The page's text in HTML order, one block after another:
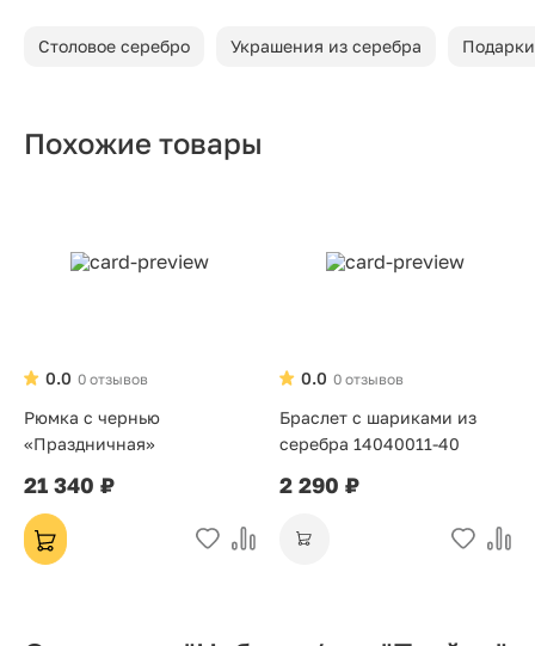
Столовое серебро Украшения из серебра
Похожие товары
0 отзывов
0.0
Рюмка с чернью
«Праздничная»
21 340 ₽
0 отзывов
0.0
Браслет с шариками из
серебра 14040011-40
2 290 ₽